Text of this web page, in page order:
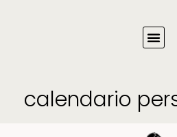
calendario